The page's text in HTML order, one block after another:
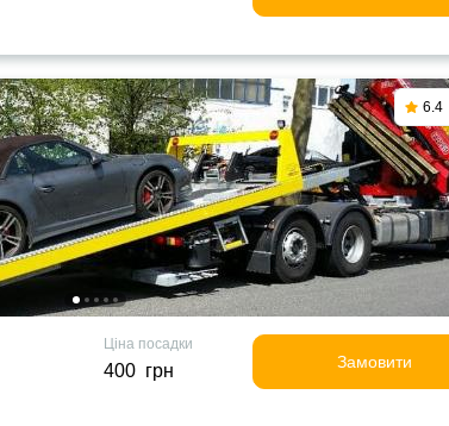
6.4
Ціна посадки
400 грн Замовити